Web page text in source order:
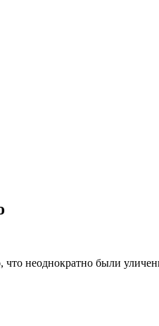
неоднократно были